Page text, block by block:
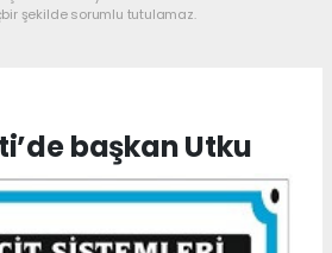
şekilde sorumlu tutulamaz.
başkan Utku